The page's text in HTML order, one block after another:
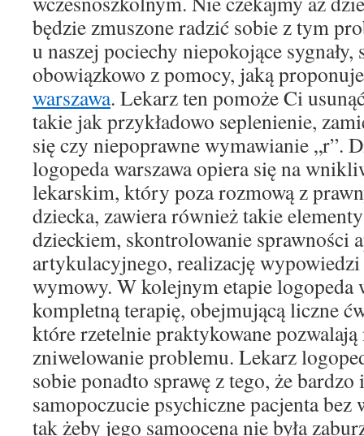
będzie zmuszone radzić sobie z tym
u naszej pociechy niepokojące sygnały,
obowiązkowo z pomocy, jaką
warszawa. Lekarz ten pomoże Ci
takie jak przykładowo seplenienie,
się czy niepoprawne wymawianie „r”.
logopeda warszawa opiera się na
lekarskim, który poza rozmową z
dziecka, zawiera również takie
dzieckiem, skontrolowanie sprawności
artykulacyjnego, realizację
wymowy. W kolejnym etapie logopeda
kompletną terapię, obejmującą liczne
które rzetelnie praktykowane pozwalają
zniwelowanie problemu. Lekarz
sobie ponadto sprawę z tego, że
samopoczucie psychiczne pacjenta
tak żeby jego samoocena nie była